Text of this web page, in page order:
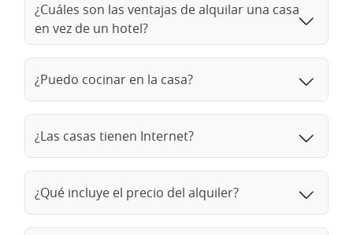
¿Cuáles son las ventajas de alquilar una casa
en vez de un hotel?
¿Puedo cocinar en la casa?
¿Las casas tienen Internet?
¿Qué incluye el precio del alquiler?